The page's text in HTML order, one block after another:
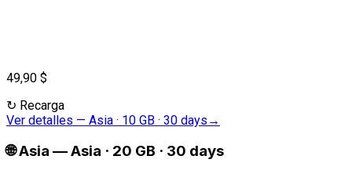
49,90 $
↻ Recarga
Ver detalles — Asia · 10 GB · 30 days →
🌐Asia —Asia · 20 GB · 30 days